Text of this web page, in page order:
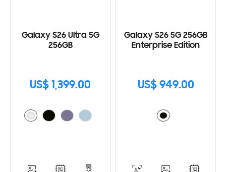
Galaxy S26 Ultra 5G
256GB
US$ 1,399.00
Galaxy S26 5G 256GB
Enterprise Edition
US$ 949.00